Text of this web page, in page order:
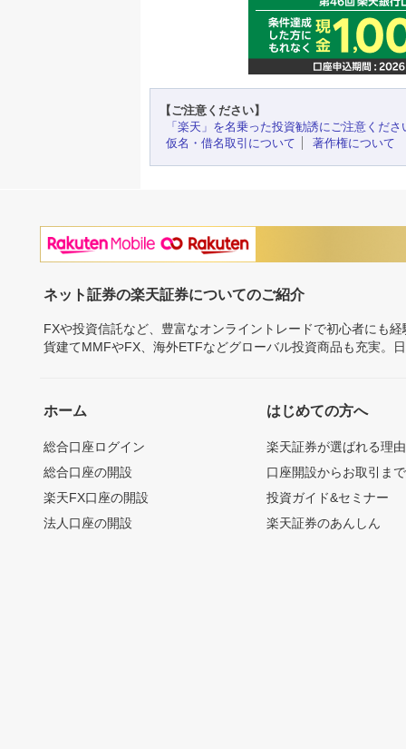
【ご注意ください】
「楽天」を名乗った投資勧誘にご注意くださ
仮名・借名取引について
著作権について
ネット証券の楽天証券についてのご紹介
FXや投資信託など、豊富なオンライントレードで初心者にも
貨建てMMFやFX、海外ETFなどグローバル投資商品も充実。
ホーム
総合口座ログイン
総合口座の開設
楽天FX口座の開設
法人口座の開設
はじめての方へ
楽天証券が選ばれる理由
口座開設からお取引ま
投資ガイド&セミナー
楽天証券のあんしん